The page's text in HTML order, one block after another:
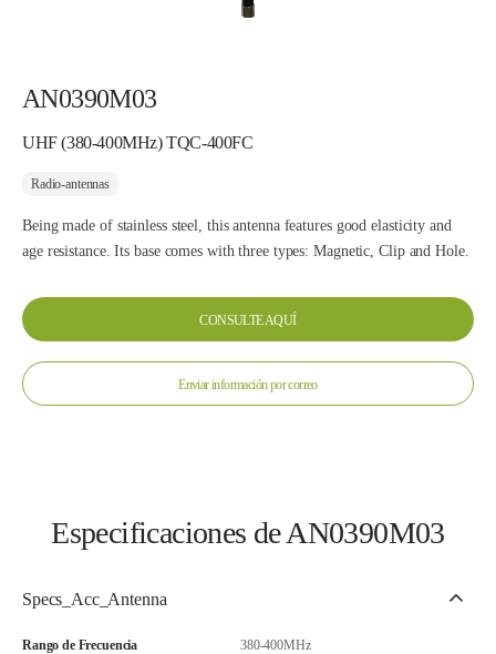
AN0390M03
UHF (380-400MHz) TQC-400FC
Radio-antennas
Being made of stainless steel, this antenna features good elasticity and
age resistance. Its base comes with three types: Magnetic, Clip and Hole.
CONSULTE AQUÍ
Enviar información por correo
Especificaciones de AN0390M03
Specs_Acc_Antenna
Rango de Frecuencia 380-400MHz